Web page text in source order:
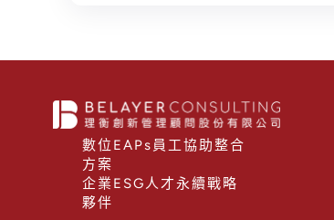
數位EAPs員工協助整合
方案
企業ESG人才永續戰略
夥伴